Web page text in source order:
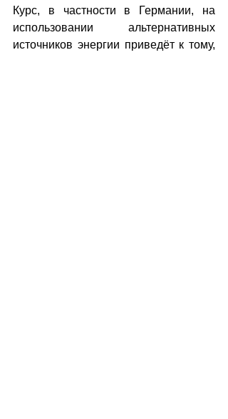
Курс, в частности в Германии, на
использовании альтернативных
источников энергии приведёт к тому,